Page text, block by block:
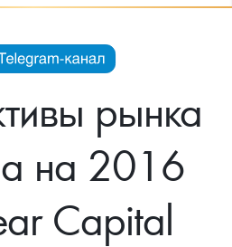
рынка
на 2016
Capital